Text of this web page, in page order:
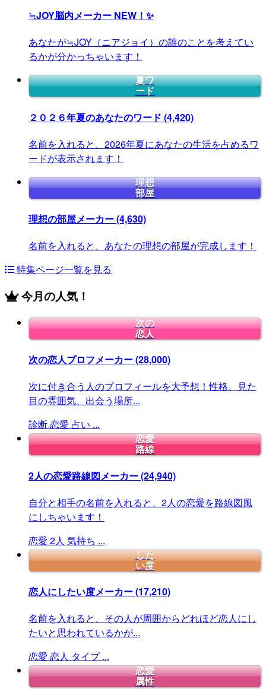
≒JOY脳内メーカー NEW！✨
あなたが≒JOY（ニアジョイ）の誰のことを考えてい
るかが分かっちゃいます！
夏ワ
ード
２０２６年夏のあなたのワード (4,420)
名前を入れると、2026年夏にあなたの生活を占めるワ
ードが表示されます！
理想
部屋
理想の部屋メーカー(4,630)
名前を入れると、あなたの理想の部屋が完成します！
特集ページ一覧を見る
今月の人気！
次の
恋人
次の恋人プロフメーカー(28,000)
次に付き合う人のプロフィールを大予想！性格、見た
目の雰囲気、出会う場所...
診断恋愛 占い ...
恋愛
路線
2人の恋愛路線図メーカー(24,940)
自分と相手の名前を入れると、2人の恋愛を路線図風
にしちゃいます！
恋愛 2人 気持ち ...
した
い度
恋人にしたい度メーカー(17,210)
名前を入れると、その人が周囲からどれほど恋人にし
たいと思われているかが...
恋愛 恋人 タイプ ...
恋愛
属性